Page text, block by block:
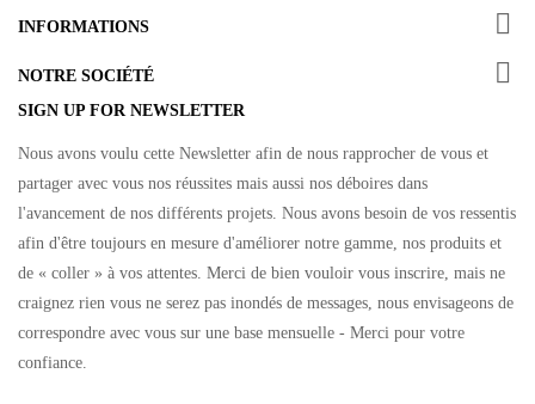
INFORMATIONS 
NOTRE SOCIÉTÉ 
SIGN UP FOR NEWSLETTER
Nous avons voulu cette Newsletter afin de nous rapprocher de vous et
partager avec vous nos réussites mais aussi nos déboires dans
l'avancement de nos différents projets. Nous avons besoin de vos ressentis
afin d'être toujours en mesure d'améliorer notre gamme, nos produits et
de « coller » à vos attentes. Merci de bien vouloir vous inscrire, mais ne
craignez rien vous ne serez pas inondés de messages, nous envisageons de
correspondre avec vous sur une base mensuelle - Merci pour votre
confiance.